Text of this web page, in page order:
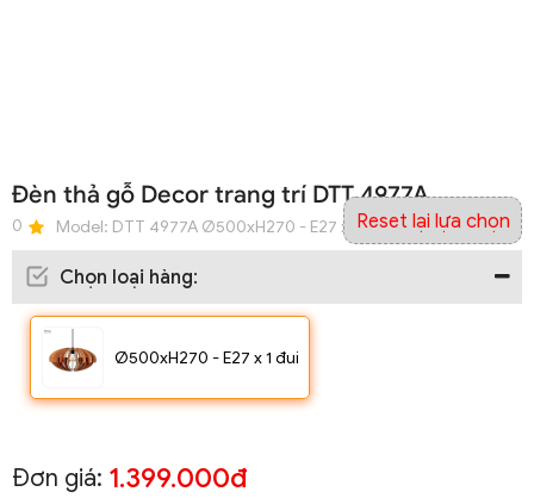
Đèn thả gỗ Decor trang trí DTT 4977A
0 Model: DTT 4977A Ø500xH270 - E27 x 1 đui
Chọn loại hàng:
Ø500xH270 - E27 x 1 đui
Reset lại lựa chọn
Đơn giá: 1.399.000đ